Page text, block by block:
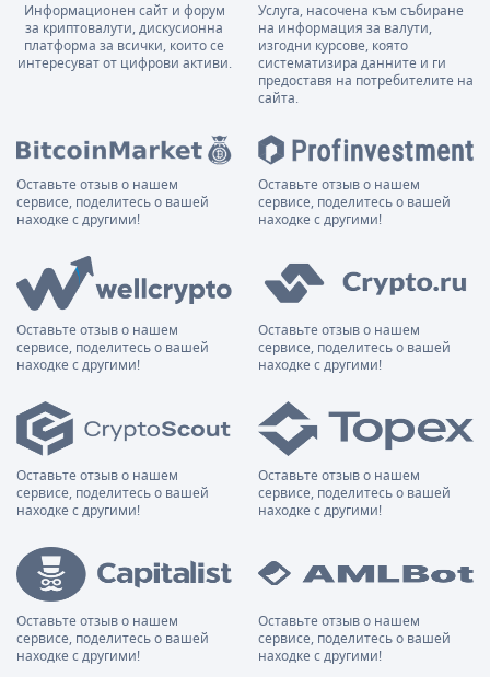
Информационен сайт и форум
за криптовалути, дискусионна
платформа за всички, които се
интересуват от цифрови активи.
Услуга, насочена към събиране
на информация за валути,
изгодни курсове, която
систематизира данните и ги
предоставя на потребителите на
сайта.
Оставьте отзыв о нашем
сервисе, поделитесь о вашей
находке с другими!
Оставьте отзыв о нашем
сервисе, поделитесь о вашей
находке с другими!
Оставьте отзыв о нашем
сервисе, поделитесь о вашей
находке с другими!
Оставьте отзыв о нашем
сервисе, поделитесь о вашей
находке с другими!
Оставьте отзыв о нашем
сервисе, поделитесь о вашей
находке с другими!
Оставьте отзыв о нашем
сервисе, поделитесь о вашей
находке с другими!
Оставьте отзыв о нашем
сервисе, поделитесь о вашей
находке с другими!
Оставьте отзыв о нашем
сервисе, поделитесь о вашей
находке с другими!